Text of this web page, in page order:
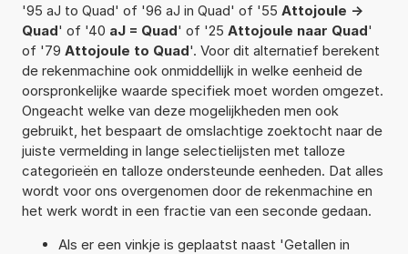
'95 aJ to Quad' of '96 aJ in Quad' of '55 Attojoule ->
Quad' of '40 aJ = Quad' of '25 Attojoule naar Quad'
of '79 Attojoule to Quad'. Voor dit alternatief berekent
de rekenmachine ook onmiddellijk in welke eenheid de
oorspronkelijke waarde specifiek moet worden omgezet.
Ongeacht welke van deze mogelijkheden men ook
gebruikt, het bespaart de omslachtige zoektocht naar de
juiste vermelding in lange selectielijsten met talloze
categorieën en talloze ondersteunde eenheden. Dat alles
wordt voor ons overgenomen door de rekenmachine en
het werk wordt in een fractie van een seconde gedaan.
Als er een vinkje is geplaatst naast 'Getallen in